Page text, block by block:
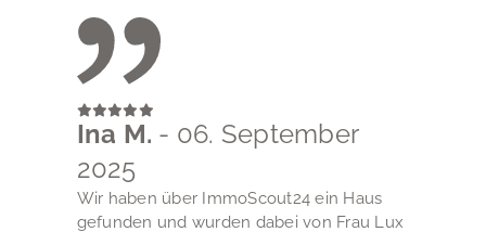
Interesse zielführend sorgte.
Für den großen persönlichen Einsatz, mit
dem sie uns von der Vermarktung bis über
die Verkaufsabwicklung hinaus beraten
und betreut hat, möchten wir ihr
ausdrücklich danken.
Ina M. - 06. September
2025
Wir haben über ImmoScout24 ein Haus
gefunden und wurden dabei von Frau Lux